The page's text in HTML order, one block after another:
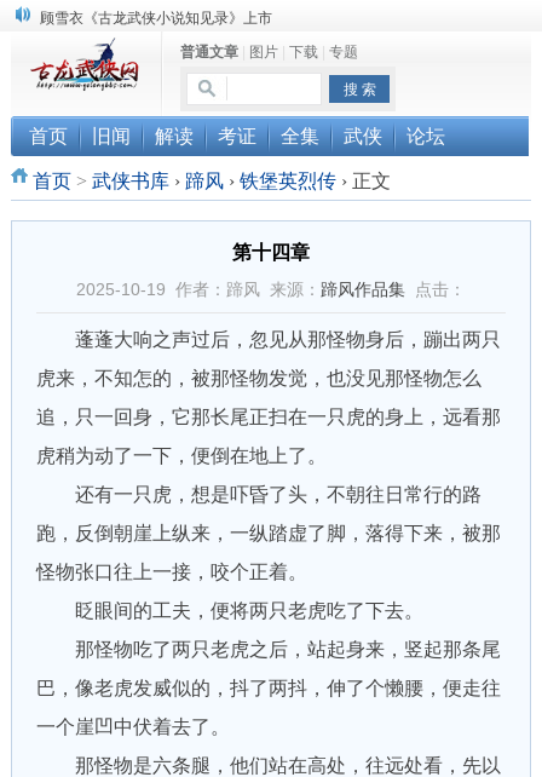
顾雪衣《古龙武侠小说知见录》上市
“武侠书库”查缺补漏活动圆满结束
《古龙小说原貌探究》修订版已上市
普通文章| 图片| 下载| 专题
首页 旧闻 解读 考证 全集 武侠 论坛
首页> 武侠书库 › 蹄风 › 铁堡英烈传 ›正文
第十四章
2025-10-19 作者：蹄风 来源： 蹄风作品集点击：
蓬蓬大响之声过后，忽见从那怪物身后，蹦出两只
虎来，不知怎的，被那怪物发觉，也没见那怪物怎么
追，只一回身，它那长尾正扫在一只虎的身上，远看那
虎稍为动了一下，便倒在地上了。
还有一只虎，想是吓昏了头，不朝往日常行的路
跑，反倒朝崖上纵来，一纵踏虚了脚，落得下来，被那
怪物张口往上一接，咬个正着。
眨眼间的工夫，便将两只老虎吃了下去。
那怪物吃了两只老虎之后，站起身来，竖起那条尾
巴，像老虎发威似的，抖了两抖，伸了个懒腰，便走往
一个崖凹中伏着去了。
那怪物是六条腿，他们站在高处，往远处看，先以